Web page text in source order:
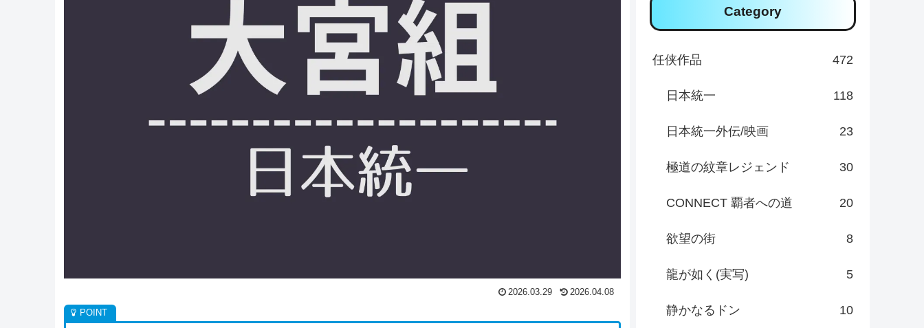
2026.03.29 2026.04.08
Category
任侠作品 472
日本統一 118
日本統一外伝/映画 23
極道の紋章レジェンド 30
CONNECT 覇者への道 20
欲望の街 8
龍が如く(実写) 5
静かなるドン 10